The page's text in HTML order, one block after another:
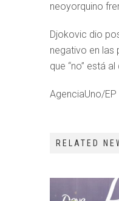
neoyorquino
Djokovic dio
negativo en las
que “no” está
AgenciaUno/EP
RELATED